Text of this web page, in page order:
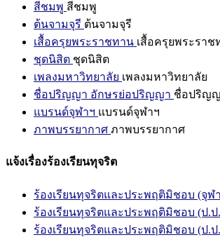
สีชมพู สีชมพู
ต้นจามจุรี ต้นจามจุรี
เสื้อครุยพระราชทาน เสื้อครุยพระราช
ชุดนิสิต ชุดนิสิต
เพลงมหาวิทยาลัย เพลงมหาวิทยาลัย
ชื่อปริญญา อักษรย่อปริญญา ชื่อปริญ
แบรนด์จุฬาฯ แบรนด์จุฬาฯ
ภาพบรรยากาศ ภาพบรรยากาศ
แจ้งเรื่องร้องเรียนทุจริต
ร้องเรียนทุจริตและประพฤติมิชอบ (จุฬ
ร้องเรียนทุจริตและประพฤติมิชอบ (ป.ป
ร้องเรียนทุจริตและประพฤติมิชอบ (ป.ป